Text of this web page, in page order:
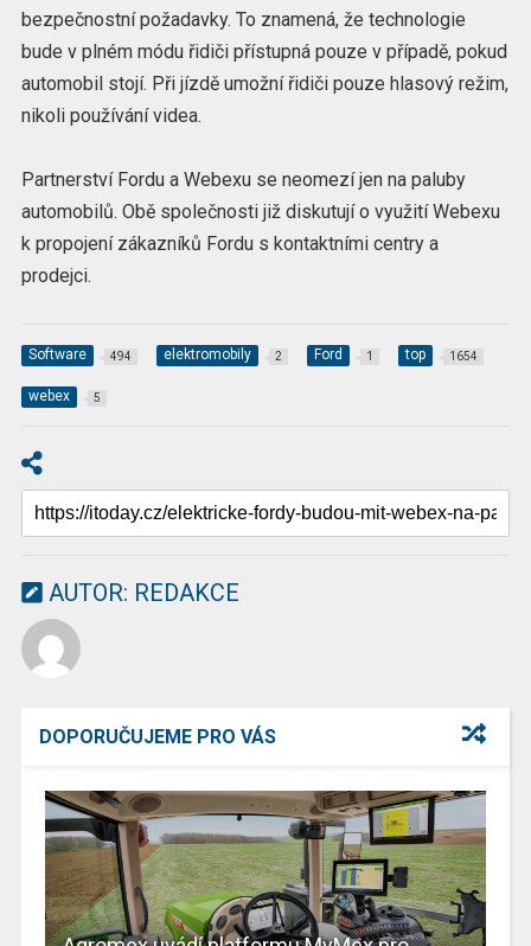
bezpečnostní požadavky. To znamená, že technologie
bude v plném módu řidiči přístupná pouze v případě, pokud
automobil stojí. Při jízdě umožní řidiči pouze hlasový režim,
nikoli používání videa.
Partnerství Fordu a Webexu se neomezí jen na paluby
automobilů. Obě společnosti již diskutují o využití Webexu
k propojení zákazníků Fordu s kontaktními centry a
prodejci.
Software 494 elektromobily 2 Ford 1 top 1654
webex 5
AUTOR: REDAKCE
DOPORUČUJEME PRO VÁS